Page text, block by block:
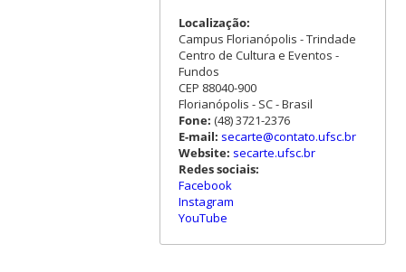
Localização:
Campus Florianópolis - Trindade
Centro de Cultura e Eventos -
Fundos
CEP 88040-900
Florianópolis - SC - Brasil
Fone: (48) 3721-2376
E-mail: secarte@contato.ufsc.br
Website: secarte.ufsc.br
Redes sociais:
Facebook
Instagram
YouTube